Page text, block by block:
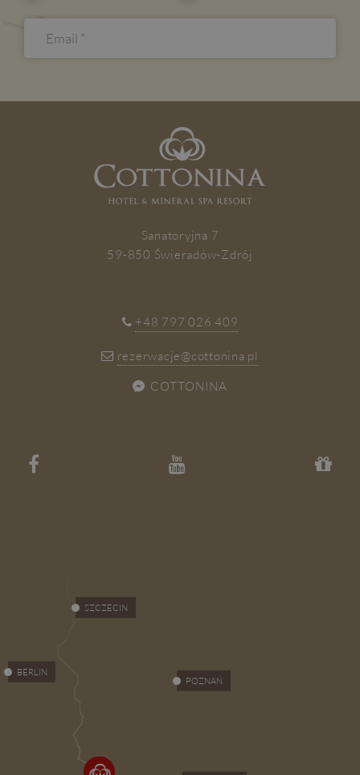
ZAPISZ SIĘ
Sanatoryjna 7
59-850 Świeradów-Zdrój
+48 797 026 409
rezerwacje@cottonina.pl
COTTONINA
POZNAŃ
BERLIN
SZCZECIN